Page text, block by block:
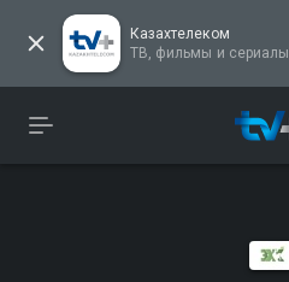
Казахтелеком
ТВ, фильмы и сериалы